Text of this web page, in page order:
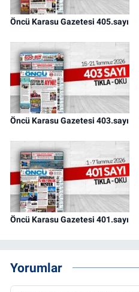
Öncü Karasu Gazetesi 405.sayı
Öncü Karasu Gazetesi 403.sayı
Öncü Karasu Gazetesi 401.sayı
Yorumlar